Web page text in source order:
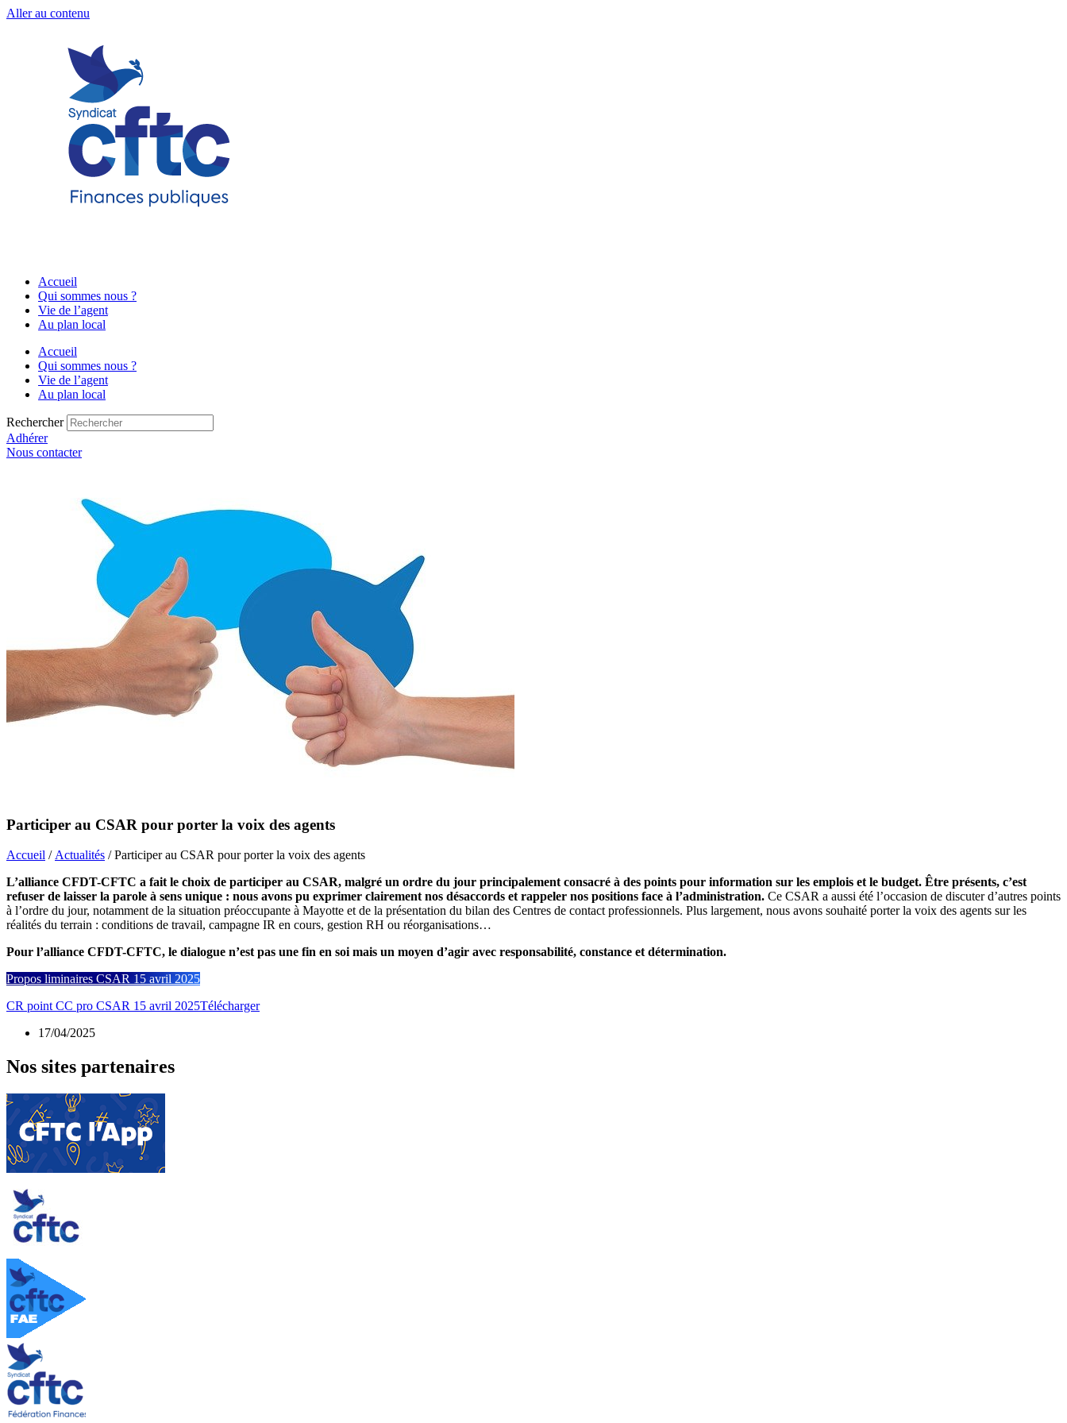
Aller au contenu
Accueil
Qui sommes nous ?
Vie de l’agent
Au plan local
Accueil
Qui sommes nous ?
Vie de l’agent
Au plan local
Rechercher
Adhérer
Nous contacter
Participer au CSAR pour porter la voix des agents
Accueil /Actualités / Participer au CSAR pour porter la voix des agents
L’alliance CFDT-CFTC a fait le choix de participer au CSAR, malgré un ordre du jour principalement consacré à des points pour information sur les emplois et le budget. Être présents, c’est
refuser de laisser la parole à sens unique : nous avons pu exprimer clairement nos désaccords et rappeler nos positions face à l’administration. Ce CSAR a aussi été l’occasion de discuter d’autres points
à l’ordre du jour, notamment de la situation préoccupante à Mayotte et de la présentation du bilan des Centres de contact professionnels. Plus largement, nous avons souhaité porter la voix des agents sur les
réalités du terrain : conditions de travail, campagne IR en cours, gestion RH ou réorganisations…
Pour l’alliance CFDT-CFTC, le dialogue n’est pas une fin en soi mais un moyen d’agir avec responsabilité, constance et détermination.
Propos liminaires CSAR 15 avril 2025
CR point CC pro CSAR 15 avril 2025Télécharger
17/04/2025
Nos sites partenaires